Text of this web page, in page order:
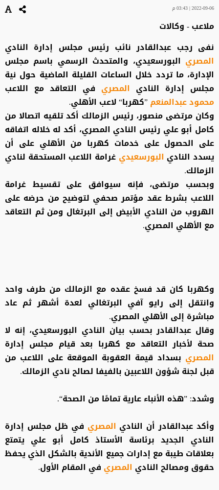
2022-09-06 | 03:43 م
ملاعب - وكالات
نفى رجب عبدالقادر نائب رئيس مجلس إدارة النادي
المصري البورسعيدي، والمتحدث الرسمي باسم مجلس
الإدارة، ما تردد خلال الساعات القليلة الماضية حول نية
مجلس إدارة النادي المصري في التعاقد مع اللاعب
محمود عبدالمنعم”كهربا“ لاعب الأهلي.
وكان مرتضى منصور، رئيس الزمالك أكد تلقيه اتصالا من
كامل أبو علي رئيس النادي المصري، أكد له خلاله اتفاقه
على الحصول على خدمات كهربا من الأهلي على أن
يسدد النادي البورسعيدي غرامة اللاعب المستحقة لنادي
الزمالك.
وبحسب مرتضى، فإنه سيوافق على تقسيط غرامة
اللاعب بشرط عقد مؤتمر صحفي لتوضيح من حرضه على
الهروب من النادي الأبيض إلى البرتغال ومن ثم التعاقد
مع الأهلي المصري.
وكهربا كان قد فسخ عقده مع الزمالك من طرف واحد
وانتقل إلى رايو آفي البرتغالي لعدة أشهر ثم عاد
مباشرة إلى الأهلي المصري.
وقال عبدالقادر بحسب بيان النادي البورسعيدي، إنه لا
صحة لأخبار التعاقد مع كهربا بعد قيام مجلس إدارة
المصري بسداد قيمة العقوبة الموقعة على اللاعب من
قبل لجنة شؤون اللاعبين بالفيفا لصالح نادي الزمالك.
وشدد: ”هذه الأنباء عارية تمامًا من الصحة“.
وأكد عبدالقادر أن النادي المصري في ظل مجلس إدارة
النادي الجديد برئاسة الأستاذ كامل أبو علي يتمتع
بعلاقات طيبة مع إدارات جميع الأندية بالشكل الذي يحفظ
حقوق ومصالح النادي المصري في المقام الأول.